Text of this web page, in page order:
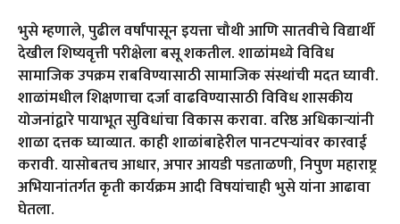
भुसे म्हणाले, पुढील वर्षांपासून इयत्ता चौथी आणि सातवीचे विद्यार्थी
देखील शिष्यवृत्ती परीक्षेला बसू शकतील. शाळांमध्ये विविध
सामाजिक उपक्रम राबविण्यासाठी सामाजिक संस्थांची मदत घ्यावी.
शाळांमधील शिक्षणाचा दर्जा वाढविण्यासाठी विविध शासकीय
योजनांद्वारे पायाभूत सुविधांचा विकास करावा. वरिष्ठ अधिकाऱ्यांनी
शाळा दत्तक घ्याव्यात. काही शाळांबाहेरील पानटपऱ्यांवर कारवाई
करावी. यासोबतच आधार, अपार आयडी पडताळणी, निपुण महाराष्ट्र
अभियानांतर्गत कृती कार्यक्रम आदी विषयांचाही भुसे यांना आढावा
घेतला.